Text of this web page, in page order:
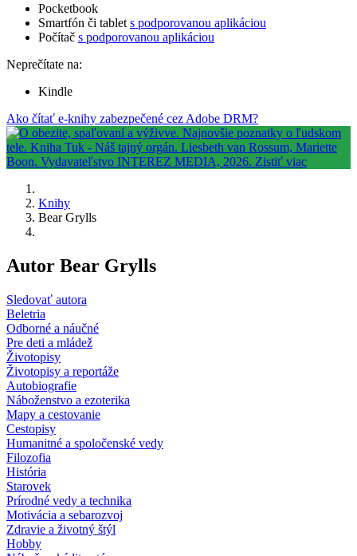
Pocketbook
Smartfón či tablet s podporovanou aplikáciou
Počítač s podporovanou aplikáciou
Neprečítate na:
Kindle
Ako čítať e-knihy zabezpečené cez Adobe DRM?
Knihy
Bear Grylls
Autor Bear Grylls
Sledovať autora
Beletria
Odborné a náučné
Pre deti a mládež
Životopisy
Životopisy a reportáže
Autobiografie
Náboženstvo a ezoterika
Mapy a cestovanie
Cestopisy
Humanitné a spoločenské vedy
Filozofia
História
Starovek
Prírodné vedy a technika
Motivácia a sebarozvoj
Zdravie a životný štýl
Hobby